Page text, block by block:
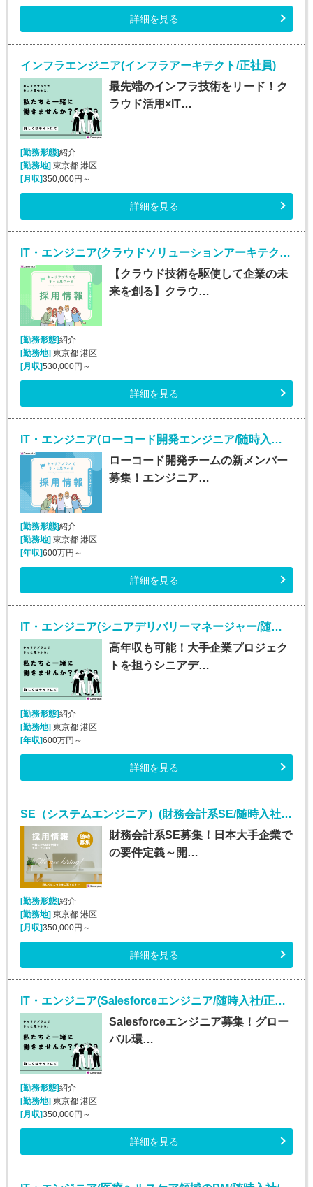
詳細を見る
インフラエンジニア(インフラアーキテクト/正社員)
最先端のインフラ技術をリード！ク
ラウド活用×IT…
[勤務形態]紹介
[勤務地]東京都 港区
[月収]350,000円～
詳細を見る
IT・エンジニア(クラウドソリューションアーキテクト/随時入社/正社員)
【クラウド技術を駆使して企業の未
来を創る】クラウ…
[勤務形態]紹介
[勤務地]東京都 港区
[月収]530,000円～
詳細を見る
IT・エンジニア(ローコード開発エンジニア/随時入社/正社員)
ローコード開発チームの新メンバー
募集！エンジニア…
[勤務形態]紹介
[勤務地] 東京都 港区
[年収]600万円～
詳細を見る
IT・エンジニア(シニアデリバリーマネージャー/随時入社/正社員)
高年収も可能！大手企業プロジェク
トを担うシニアデ…
[勤務形態]紹介
[勤務地]東京都 港区
[年収]600万円～
詳細を見る
SE（システムエンジニア）(財務会計系SE/随時入社/正社員)
財務会計系SE募集！日本大手企業で
の要件定義～開…
[勤務形態]紹介
[勤務地]東京都 港区
[月収]350,000円～
詳細を見る
IT・エンジニア(Salesforceエンジニア/随時入社/正社員)
Salesforceエンジニア募集！グロー
バル環…
[勤務形態]紹介
[勤務地] 東京都 港区
[月収]350,000円～
詳細を見る